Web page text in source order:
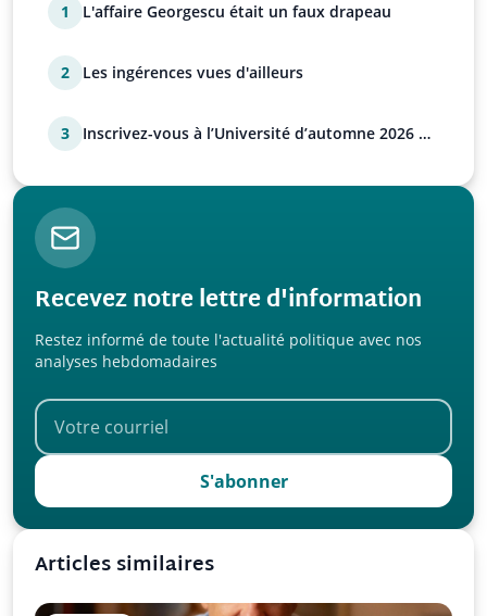
1 L'affaire Georgescu était un faux drapeau
2 Les ingérences vues d'ailleurs
3
Inscrivez-vous à l’Université d’automne 2026 de
Recevez notre lettre d'information
Restez informé de toute l'actualité politique avec nos
analyses hebdomadaires
S'abonner
Articles similaires